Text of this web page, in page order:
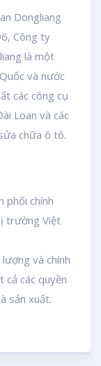
Dongliang
Công ty
là một
và nước
các công cụ
Loan và các
chữa ô tô.
phối chính
trường Việt
và chính
cả các quyền
sản xuất.